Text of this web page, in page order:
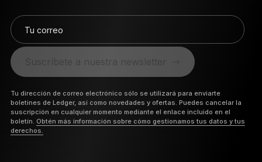
Tu correo
Suscríbete a nuestra newsletter
Tu dirección de correo electrónico sólo se utilizará para enviarte
boletines de Ledger, así como novedades y ofertas. Puedes cancelar la
suscripción en cualquier momento mediante el enlace incluido en el
boletín. Obtén más información sobre cómo gestionamos tus datos y tus
derechos.